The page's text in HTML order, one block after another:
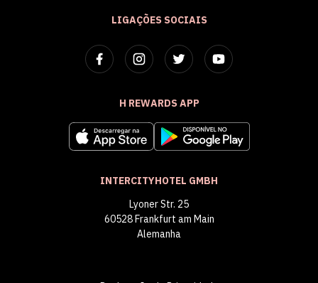
LIGAÇÕES SOCIAIS
H REWARDS APP
INTERCITYHOTEL GMBH
Lyoner Str. 25
60528 Frankfurt am Main
Alemanha